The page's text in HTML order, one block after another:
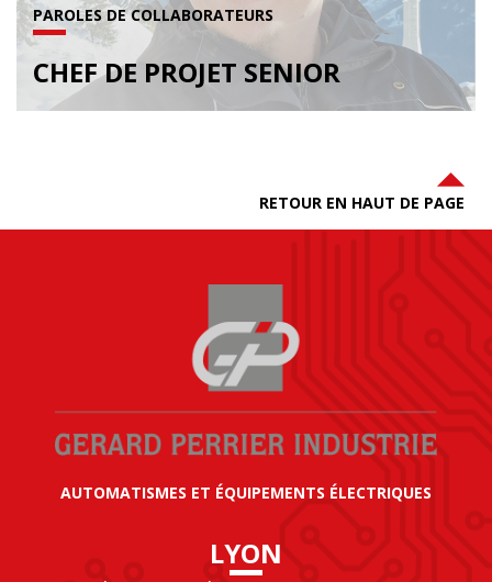
PAROLES DE COLLABORATEURS
CHEF DE PROJET SENIOR
RETOUR EN HAUT DE PAGE
AUTOMATISMES ET ÉQUIPEMENTS ÉLECTRIQUES
LYON